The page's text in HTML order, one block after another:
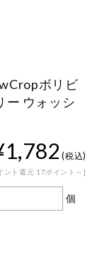
ボリビ
ー ウォッシ
(税込)
ント還元 17ポイント～]
個